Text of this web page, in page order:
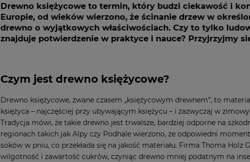
Drewno księżycowe to termin, który budzi ciekawość i
Europie, od wieków wierzono, że ścinanie drzew w
drewno o wyjątkowych właściwościach. Czy to tylko
znajduje potwierdzenie w praktyce i nauce? Przyjrzyjmy
Czym jest drewno księżycowe?
Drewno księżycowe, zwane czasem „księżycowym drewnem”, to
księżyca – najczęściej przy ubywającym księżycu – i zazwyczaj w
Tradycja mówi, że takie drewno jest trwalsze, bardziej odporne na
regionach takich jak Alpy czy Podhale wierzono, że odpowiedni
soków w pniu, co przekłada się na jakość materiału. Firma Thoma
wilgotność i zawartość cukrów, czyniąc drewno mniej podatnym na